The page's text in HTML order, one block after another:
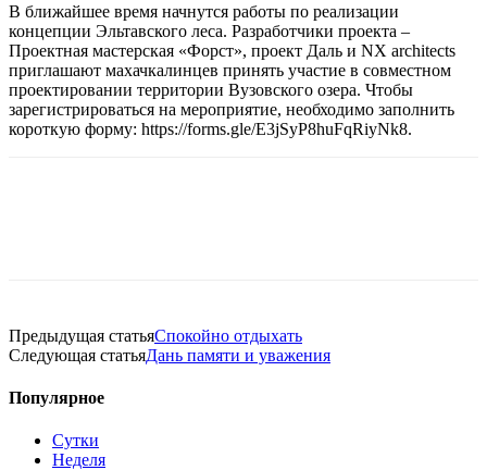
В ближайшее время начнутся работы по реализации
концепции Эльтавского леса. Разработчики проекта –
Проектная мастерская «Форст», проект Даль и NX architects
приглашают махачкалинцев принять участие в совместном
проектировании территории Вузовского озера. Чтобы
зарегистрироваться на мероприятие, необходимо заполнить
короткую форму: https://forms.gle/E3jSyP8huFqRiyNk8.
Предыдущая статьяСпокойно отдыхать
Следующая статьяДань памяти и уважения
Популярное
Сутки
Неделя